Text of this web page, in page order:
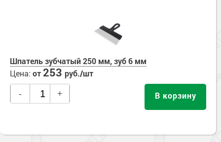
Шпатель зубчатый 250 мм, зуб 6 мм
Цена: от253 руб./шт
- + В корзину